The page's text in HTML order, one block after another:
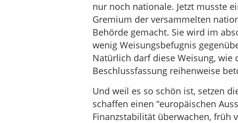
nur noch nationale. Jetzt musste
Gremium der versammelten
Behörde gemacht. Sie wird im
wenig Weisungsbefugnis
Natürlich darf diese Weisung, wie
Beschlussfassung reihenweise
Und weil es so schön ist, setzen
schaffen einen “europäischen
Finanzstabilität überwachen, früh